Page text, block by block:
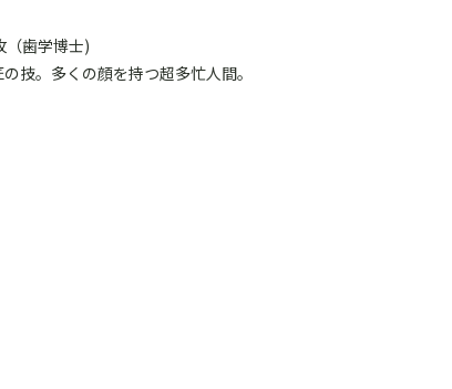
歯学博士)
技。多くの顔を持つ超多忙人間。